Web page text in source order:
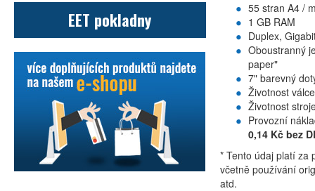
EET pokladny
55 stran A4 /
1 GB RAM
Duplex,
Oboustranný
paper"
7" barevný
Životnost
Životnost
Provozní
0,14 Kč bez
* Tento údaj platí za
včetně používání
atd.